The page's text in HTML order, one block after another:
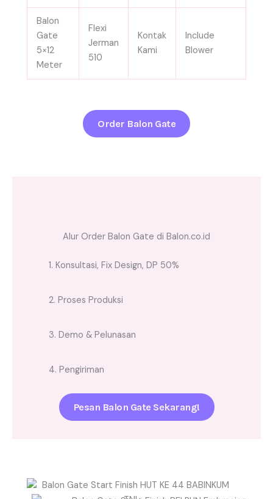
Balon
Gate
5×12
Meter
Flexi
Jerman
510
Kontak
Kami
Include
Blower
Order Balon Gate
Alur Order Balon Gate di Balon.co.id
1. Konsultasi, Fix Design, DP 50%
2. Proses Produksi
3. Demo & Pelunasan
4. Pengiriman
Pesan Balon Gate Sekarang!